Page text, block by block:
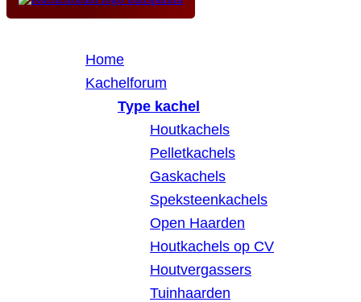
Home
Kachelforum
Type kachel
Houtkachels
Pelletkachels
Gaskachels
Speksteenkachels
Open Haarden
Houtkachels op CV
Houtvergassers
Tuinhaarden